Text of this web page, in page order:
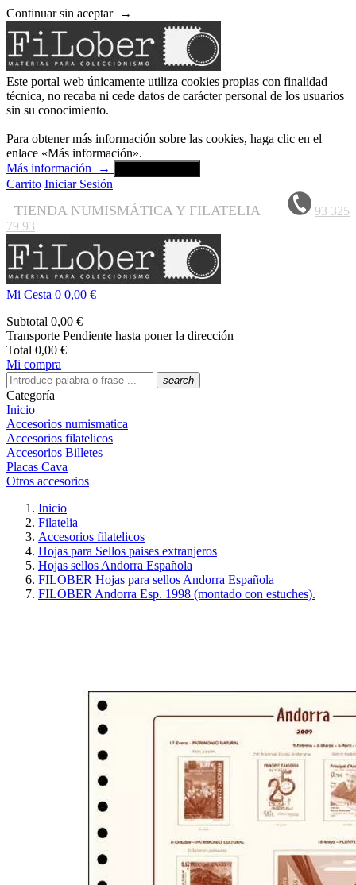
Continuar sin aceptar →
Este portal web únicamente utiliza cookies propias con finalidad
técnica, no recaba ni cede datos de carácter personal de los usuarios
sin su conocimiento.
Para obtener más información sobre las cookies, haga clic en el
enlace «Más información».
Más información
→
Carrito Iniciar Sesión
TIENDA NUMISMÁTICA Y FILATELIA
93 325
79 93
Mi Cesta 0 0,00 €
Subtotal 0,00 €
Transporte Pendiente hasta poner la dirección
Total 0,00 €
Mi compra
search
Categoría
Inicio
Accesorios numismatica
Accesorios filatelicos
Accesorios Billetes
Placas Cava
Otros accesorios
Inicio
Filatelia
Accesorios filatelicos
Hojas para Sellos paises extranjeros
Hojas sellos Andorra Española
FILOBER Hojas para sellos Andorra Española
FILOBER Andorra Esp. 1998 (montado con estuches).